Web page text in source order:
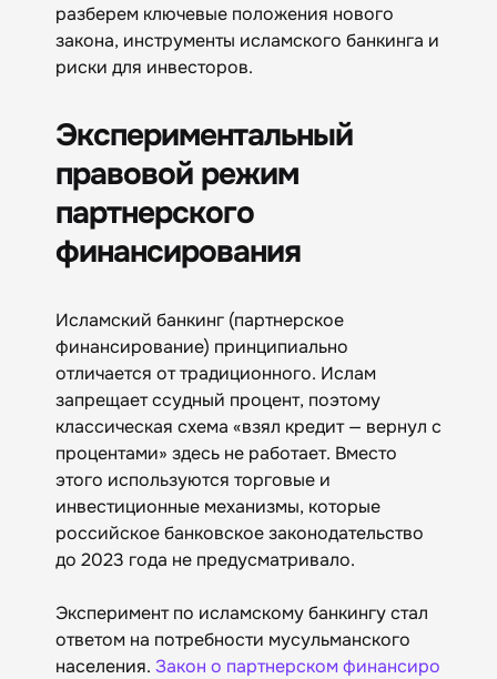
разберем ключевые положения нового
закона, инструменты исламского банкинга и
риски для инвесторов.
Экспериментальный
правовой режим
партнерского
финансирования
Исламский банкинг (партнерское
финансирование) принципиально
отличается от традиционного. Ислам
запрещает ссудный процент, поэтому
классическая схема «взял кредит — вернул с
процентами» здесь не работает. Вместо
этого используются торговые и
инвестиционные механизмы, которые
российское банковское законодательство
до 2023 года не предусматривало.
Эксперимент по исламскому банкингу стал
ответом на потребности мусульманского
населения. Закон о партнерском финансиро